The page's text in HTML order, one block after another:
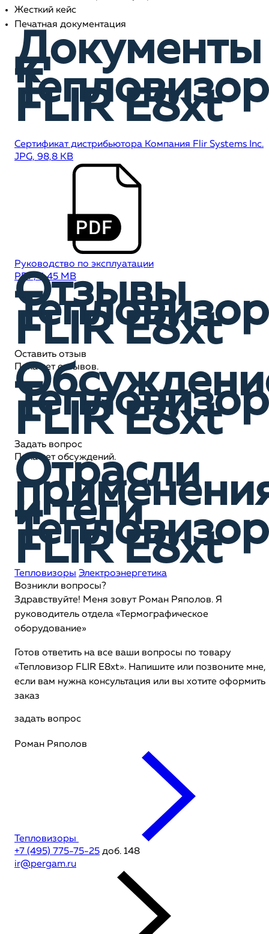
Жесткий кейс
Печатная документация
Документы
к
Тепловизор
FLIR E8xt
Сертификат дистрибьютора Компания Flir Systems Inc.
JPG, 98,8 KB
Руководство по эксплуатации
PDF, 4,45 MB
Отзывы
Тепловизор
FLIR E8xt
Оставить отзыв
Пока нет отзывов.
Тепловизор
FLIR E8xt
Задать вопрос
Пока нет обсуждений.
Отрасли
и теги
Тепловизор
FLIR E8xt
Тепловизоры Электроэнергетика
Возникли вопросы?
Здравствуйте! Меня зовут Роман Ряполов. Я
руководитель отдела «Термографическое
оборудование»
Готов ответить на все ваши вопросы по товару
«Тепловизор FLIR E8xt». Напишите или позвоните мне,
если вам нужна консультация или вы хотите оформить
заказ
задать вопрос
Роман Ряполов
Тепловизоры
+7 (495) 775-75-25 доб. 148
ir@pergam.ru